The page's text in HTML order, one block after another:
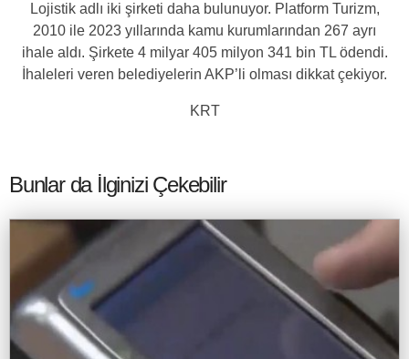
Lojistik adlı iki şirketi daha bulunuyor. Platform Turizm,
2010 ile 2023 yıllarında kamu kurumlarından 267 ayrı
ihale aldı. Şirkete 4 milyar 405 milyon 341 bin TL ödendi.
İhaleleri veren belediyelerin AKP’li olması dikkat çekiyor.
KRT
Bunlar da İlginizi Çekebilir